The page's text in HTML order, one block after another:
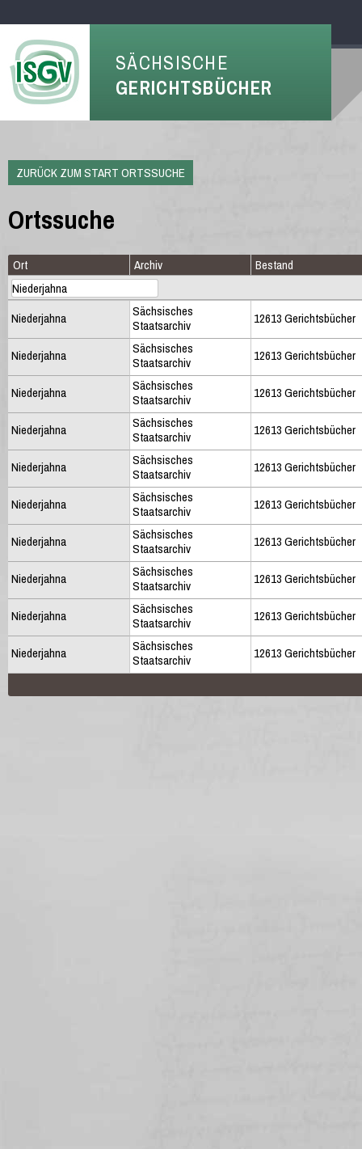
SÄCHSISCHE
GERICHTSBÜCHER
ZURÜCK ZUM START ORTSSUCHE
Ortssuche
Ort Archiv Bestand
Niederjahna
Sächsisches
Staatsarchiv
12613 Gerichtsbücher
Niederjahna
Sächsisches
Staatsarchiv
12613 Gerichtsbücher
Niederjahna
Sächsisches
Staatsarchiv
12613 Gerichtsbücher
Niederjahna
Sächsisches
Staatsarchiv
12613 Gerichtsbücher
Niederjahna
Sächsisches
Staatsarchiv
12613 Gerichtsbücher
Niederjahna
Sächsisches
Staatsarchiv
12613 Gerichtsbücher
Niederjahna
Sächsisches
Staatsarchiv
12613 Gerichtsbücher
Niederjahna
Sächsisches
Staatsarchiv
12613 Gerichtsbücher
Niederjahna
Sächsisches
Staatsarchiv
12613 Gerichtsbücher
Niederjahna
Sächsisches
Staatsarchiv
12613 Gerichtsbücher